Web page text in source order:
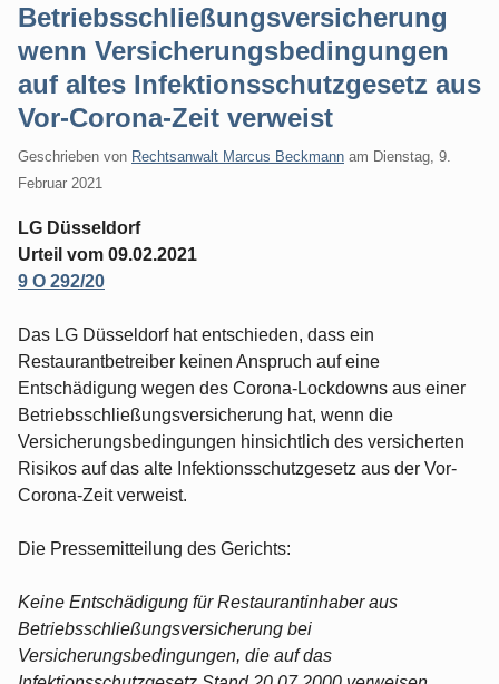
Betriebsschließungsversicherung
wenn Versicherungsbedingungen
auf altes Infektionsschutzgesetz aus
Vor-Corona-Zeit verweist
Geschrieben von Rechtsanwalt Marcus Beckmann am Dienstag, 9.
Februar 2021
LG Düsseldorf
Urteil vom 09.02.2021
9 O 292/20
Das LG Düsseldorf hat entschieden, dass ein
Restaurantbetreiber keinen Anspruch auf eine
Entschädigung wegen des Corona-Lockdowns aus einer
Betriebsschließungsversicherung hat, wenn die
Versicherungsbedingungen hinsichtlich des versicherten
Risikos auf das alte Infektionsschutzgesetz aus der Vor-
Corona-Zeit verweist.
Die Pressemitteilung des Gerichts:
Keine Entschädigung für Restaurantinhaber aus
Betriebsschließungsversicherung bei
Versicherungsbedingungen, die auf das